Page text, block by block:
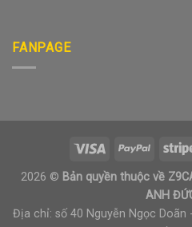
FANPAGE
2026 © Bản quyền thuộc về
ANH
Địa chỉ: số 40 Nguyễn Ngọc Doãn